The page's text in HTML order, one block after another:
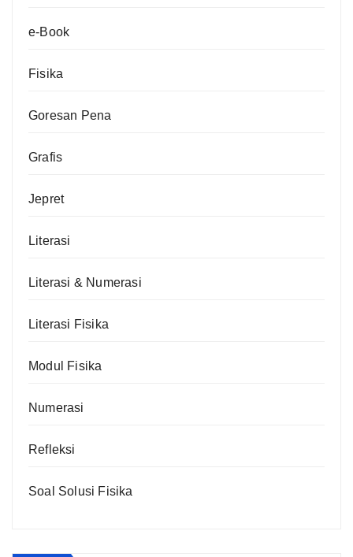
e-Book
Fisika
Goresan Pena
Grafis
Jepret
Literasi
Literasi & Numerasi
Literasi Fisika
Modul Fisika
Numerasi
Refleksi
Soal Solusi Fisika